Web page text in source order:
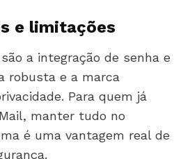
e limitações
a integração de senha e
robusta e a marca
Para quem já
manter tudo no
é uma vantagem real de